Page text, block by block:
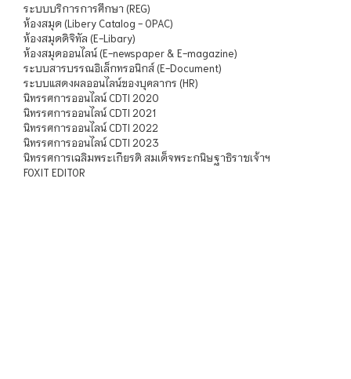
ระบบบริการการศึกษา (REG)
ห้องสมุด (Libery Catalog - OPAC)
ห้องสมุดดิจิทัล (E-Libary)
ห้องสมุดออนไลน์ (E-newspaper & E-magazine)
ระบบสารบรรณอิเล็กทรอนิกส์ (E-Document)
ระบบแสดงผลออนไลน์ของบุคลากร (HR)
นิทรรศการออนไลน์ CDTI 2020
นิทรรศการออนไลน์ CDTI 2021
นิทรรศการออนไลน์ CDTI 2022
นิทรรศการออนไลน์ CDTI 2023
นิทรรศการเฉลิมพระเกียรติ สมเด็จพระกนิษฐาธิราชเจ้าฯ
FOXIT EDITOR